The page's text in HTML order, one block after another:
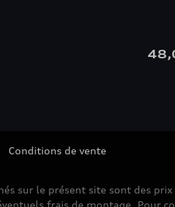
Conditions de vente
sur le présent site sont des
frais de montage. Pour